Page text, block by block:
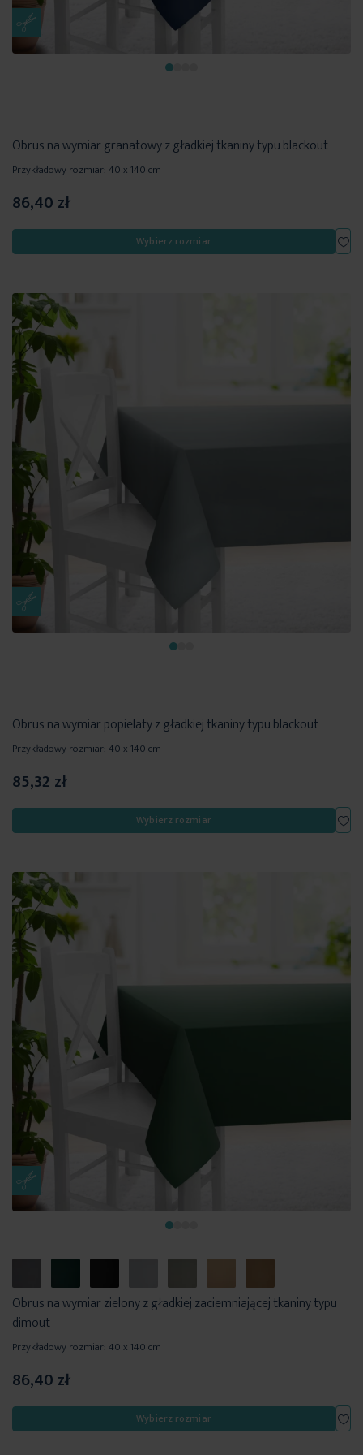
Obrus na wymiar granatowy z gładkiej tkaniny typu blackout
Przykładowy rozmiar: 40 x 140 cm
86,40 zł
Wybierz rozmiar
Obrus na wymiar popielaty z gładkiej tkaniny typu blackout
Przykładowy rozmiar: 40 x 140 cm
85,32 zł
Wybierz rozmiar
Obrus na wymiar zielony z gładkiej zaciemniającej tkaniny typu
dimout
Przykładowy rozmiar: 40 x 140 cm
86,40 zł
Wybierz rozmiar